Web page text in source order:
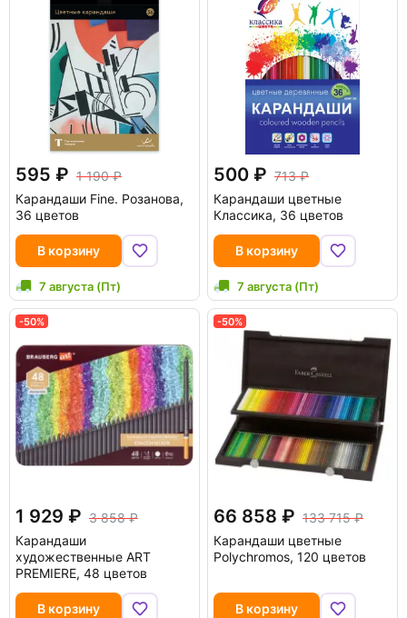
595
1 190
Карандаши Fine. Розанова,
36 цветов
В корзину
7 августа (Пт)
500
713
Карандаши цветные
Классика, 36 цветов
В корзину
7 августа (Пт)
-50%
1 929
3 858
Карандаши
художественные ART
PREMIERE, 48 цветов
В корзину
-50%
66 858
133 715
Карандаши цветные
Polychromos, 120 цветов
В корзину